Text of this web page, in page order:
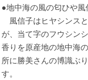
●地中海の風の匂ひや
風信子はヒヤシンス
が、当て字のフウシン
香りを原産地の地中海
所に勝美さんの博識ぶ
す。